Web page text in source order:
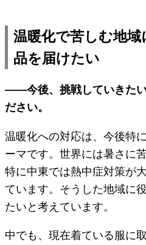
温暖化で苦しむ地域
品を届けたい
――今後、挑戦していきたい
ださい。
温暖化への対応は、今後特
ーマです。世界には暑さに
特に中東では熱中症対策が
ています。そうした地域に
たいと考えています。
中でも、現在着ている服に